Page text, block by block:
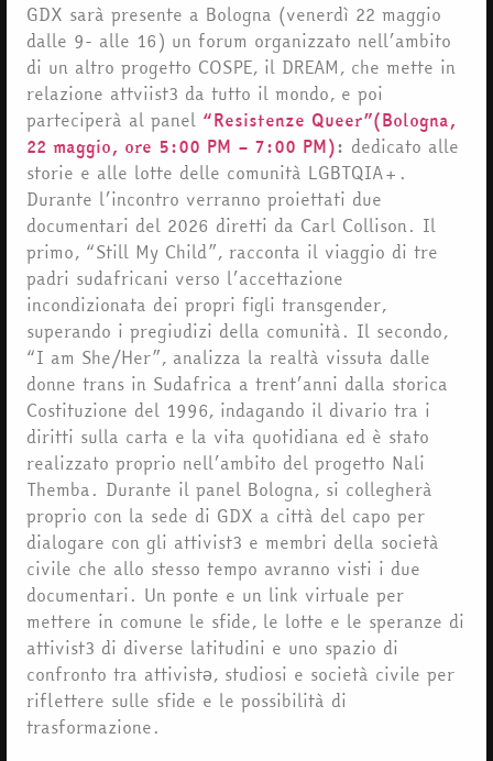
GDX sarà presente a Bologna (venerdì 22 maggio
dalle 9- alle 16) un forum organizzato nell’ambito
di un altro progetto COSPE, il DREAM, che mette in
relazione attviist3 da tutto il mondo, e poi
parteciperà al panel “Resistenze Queer”(Bologna,
22 maggio, ore 5:00 PM – 7:00 PM): dedicato alle
storie e alle lotte delle comunità LGBTQIA+.
Durante l’incontro verranno proiettati due
documentari del 2026 diretti da Carl Collison. Il
primo, “Still My Child”, racconta il viaggio di tre
padri sudafricani verso l’accettazione
incondizionata dei propri figli transgender,
superando i pregiudizi della comunità. Il secondo,
“I am She/Her”, analizza la realtà vissuta dalle
donne trans in Sudafrica a trent’anni dalla storica
Costituzione del 1996, indagando il divario tra i
diritti sulla carta e la vita quotidiana ed è stato
realizzato proprio nell’ambito del progetto Nali
Themba. Durante il panel Bologna, si collegherà
proprio con la sede di GDX a città del capo per
dialogare con gli attivist3 e membri della società
civile che allo stesso tempo avranno visti i due
documentari. Un ponte e un link virtuale per
mettere in comune le sfide, le lotte e le speranze di
attivist3 di diverse latitudini e uno spazio di
confronto tra attivistə, studiosi e società civile per
riflettere sulle sfide e le possibilità di
trasformazione.